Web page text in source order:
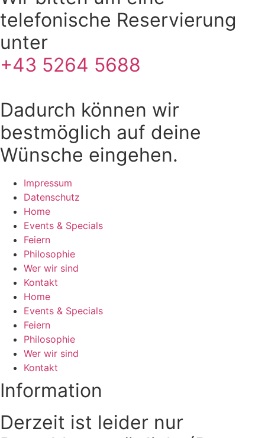
telefonische Reservierung
unter
+43 5264 5688
Dadurch können wir
bestmöglich auf deine
Wünsche eingehen.
Impressum
Datenschutz
Home
Events & Specials
Feiern
Philosophie
Wer wir sind
Kontakt
Home
Events & Specials
Feiern
Philosophie
Wer wir sind
Kontakt
Information
Derzeit ist leider nur